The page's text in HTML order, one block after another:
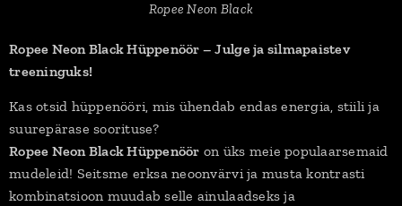
Ropee Neon Black
Ropee Neon Black Hüppenöör – Julge ja silmapaistev
treeninguks!
Kas otsid hüppenööri, mis ühendab endas energia, stiili ja
suurepärase soorituse?
Ropee Neon Black Hüppenöör on üks meie populaarsemaid
mudeleid! Seitsme erksa neoonvärvi ja musta kontrasti
kombinatsioon muudab selle ainulaadseks ja